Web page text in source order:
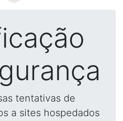
tentativas de
a sites hospedados